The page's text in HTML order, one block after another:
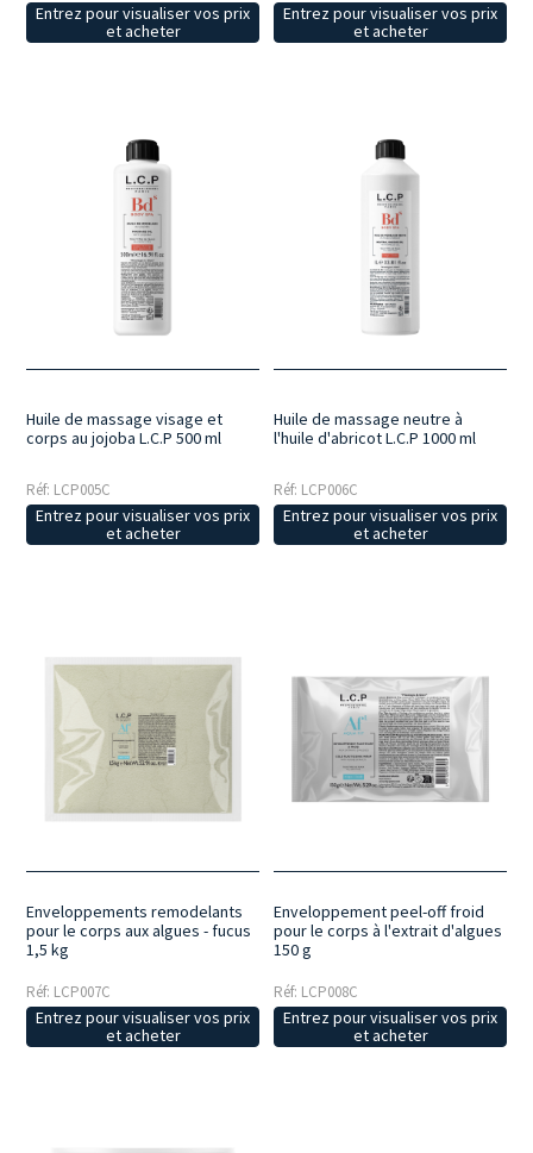
Entrez pour visualiser vos prix
et acheter
Entrez pour visualiser vos prix
et acheter
Huile de massage visage et
corps au jojoba L.C.P 500 ml
Réf: LCP005C
Entrez pour visualiser vos prix
et acheter
Huile de massage neutre à
l'huile d'abricot L.C.P 1000 ml
Réf: LCP006C
Entrez pour visualiser vos prix
et acheter
Enveloppements remodelants
pour le corps aux algues - fucus
1,5 kg
Réf: LCP007C
Entrez pour visualiser vos prix
et acheter
Enveloppement peel-off froid
pour le corps à l'extrait d'algues
150 g
Réf: LCP008C
Entrez pour visualiser vos prix
et acheter